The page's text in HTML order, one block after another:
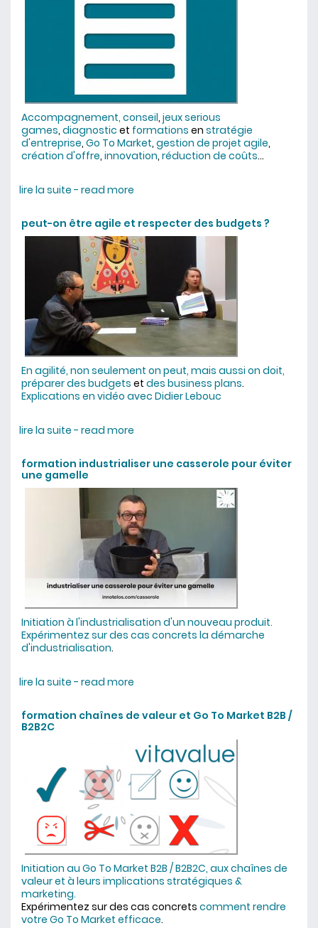
Accompagnement, conseil, jeux serious
games, diagnostic et formations en stratégie
d'entreprise, Go To Market, gestion de projet agile,
création d'offre, innovation, réduction de coûts...
lire la suite - read more
peut-on être agile et respecter des budgets ?
En agilité, non seulement on peut, mais aussi on doit,
préparer des budgets et des business plans.
Explications en vidéo avec Didier Lebouc
lire la suite - read more
formation industrialiser une casserole pour éviter
une gamelle
Initiation à l'industrialisation d'un nouveau produit.
Expérimentez sur des cas concrets la démarche
d'industrialisation.
lire la suite - read more
formation chaînes de valeur et Go To Market B2B /
B2B2C
Initiation au Go To Market B2B / B2B2C, aux chaînes de
valeur et à leurs implications stratégiques &
marketing.
Expérimentez sur des cas concrets comment rendre
votre Go To Market efficace.